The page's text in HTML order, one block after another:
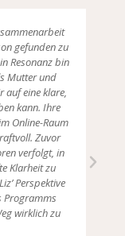
gefunden zu
Resonanz bin
Mutter und
auf eine klare,
kann. Ihre
Online-Raum
Zuvor
verfolgt, in
Klarheit zu
Perspektive
Programms
wirklich zu